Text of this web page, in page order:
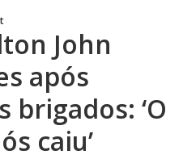
John
após
brigados: ‘O
caiu’